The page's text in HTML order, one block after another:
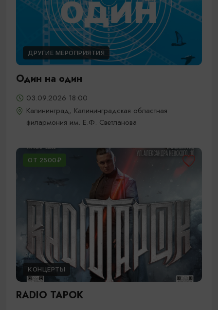
ДРУГИЕ МЕРОПРИЯТИЯ
Один на один
03.09.2026 18:00
Калининград, Калининградская областная
филармония им. Е.Ф. Светланова
ОТ 2500₽
КОНЦЕРТЫ
RADIO TAPOK